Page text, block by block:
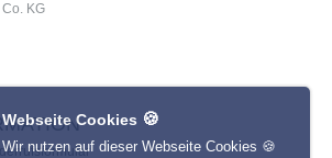
KG
Webseite Cookies 🍪
Wir nutzen auf dieser Webseite Cookies 🍪